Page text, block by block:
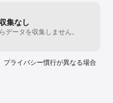
developed and is not
or their licensors.
referred as “the
集なし
データを収集しません。
プライバシー慣行が異なる場合